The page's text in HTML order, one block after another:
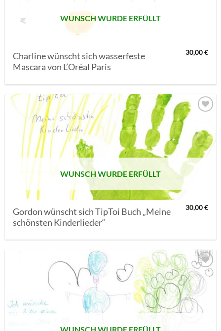
WUNSCH WURDE ERFÜLLT
Charline wünscht sich wasserfeste
Mascara von L’Oréal Paris
30,00€
AUF MEINE
MERKLISTE
SETZEN
WUNSCH WURDE ERFÜLLT
Gordon wünscht sich TipToi Buch „Meine
schönsten Kinderlieder“
30,00€
AUF MEINE
MERKLISTE
SETZEN
WUNSCH WURDE ERFÜLLT